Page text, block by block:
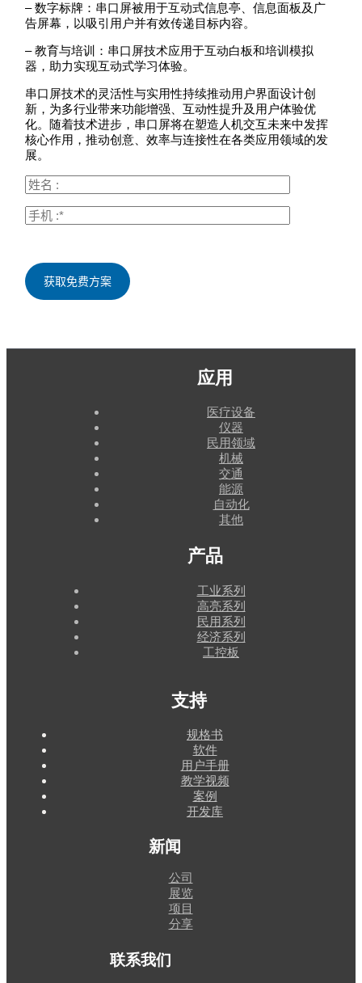
– 数字标牌：串口屏被用于互动式信息亭、信息面板及广
告屏幕，以吸引用户并有效传递目标内容。
– 教育与培训：串口屏技术应用于互动白板和培训模拟
器，助力实现互动式学习体验。
串口屏技术的灵活性与实用性持续推动用户界面设计创
新，为多行业带来功能增强、互动性提升及用户体验优
化。随着技术进步，串口屏将在塑造人机交互未来中发挥
核心作用，推动创意、效率与连接性在各类应用领域的发
展。
应用
医疗设备
仪器
民用领域
机械
交通
能源
自动化
其他
产品
工业系列
高亮系列
民用系列
经济系列
工控板
支持
规格书
软件
用户手册
教学视频
案例
开发库
新闻
公司
展览
项目
分享
联系我们